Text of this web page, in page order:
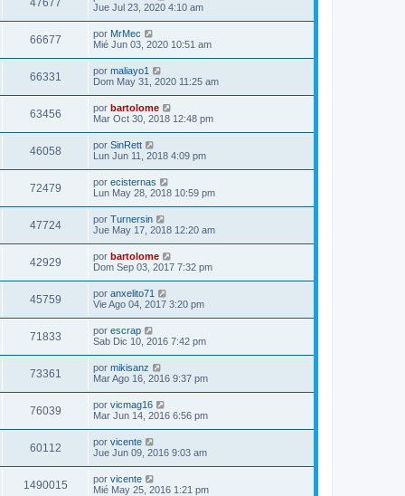
Jue Jul 23, 2020 4:10 am
66677 por MrMec
Mié Jun 03, 2020 10:51 am
66331 por maliayo1
Dom May 31, 2020 11:25 am
63456 por bartolome
Mar Oct 30, 2018 12:48 pm
46058 por SinRett
Lun Jun 11, 2018 4:09 pm
72479 por ecisternas
Lun May 28, 2018 10:59 pm
47724 por Turnersin
Jue May 17, 2018 12:20 am
42929 por bartolome
Dom Sep 03, 2017 7:32 pm
45759 por anxelito71
Vie Ago 04, 2017 3:20 pm
71833 por escrap
Sab Dic 10, 2016 7:42 pm
73361 por mikisanz
Mar Ago 16, 2016 9:37 pm
76039 por vicmag16
Mar Jun 14, 2016 6:56 pm
60112 por vicente
Jue Jun 09, 2016 9:03 am
1490015 por vicente
Mié May 25, 2016 1:21 pm